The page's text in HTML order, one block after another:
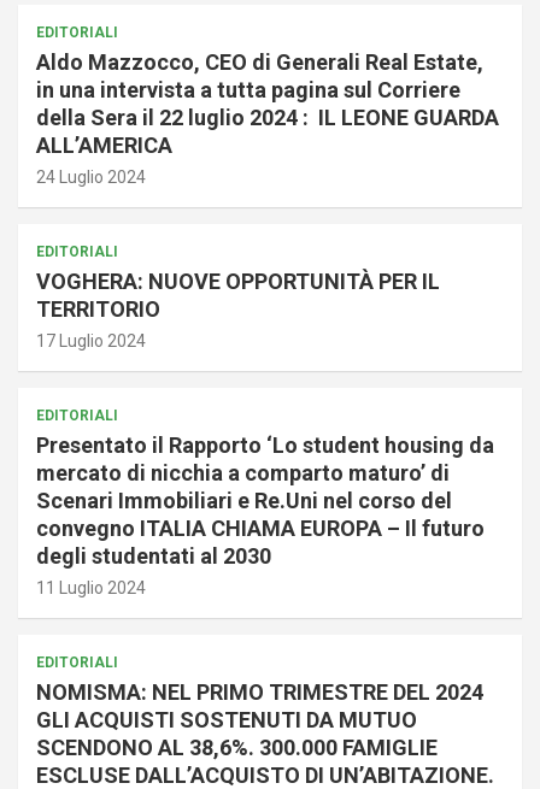
EDITORIALI
Aldo Mazzocco, CEO di Generali Real Estate,
in una intervista a tutta pagina sul Corriere
della Sera il 22 luglio 2024 : IL LEONE GUARDA
ALL’AMERICA
24 Luglio 2024
EDITORIALI
VOGHERA: NUOVE OPPORTUNITÀ PER IL
TERRITORIO
17 Luglio 2024
EDITORIALI
Presentato il Rapporto ‘Lo student housing da
mercato di nicchia a comparto maturo’ di
Scenari Immobiliari e Re.Uni nel corso del
convegno ITALIA CHIAMA EUROPA – Il futuro
degli studentati al 2030
11 Luglio 2024
EDITORIALI
NOMISMA: NEL PRIMO TRIMESTRE DEL 2024
GLI ACQUISTI SOSTENUTI DA MUTUO
SCENDONO AL 38,6%. 300.000 FAMIGLIE
ESCLUSE DALL’ACQUISTO DI UN’ABITAZIONE.